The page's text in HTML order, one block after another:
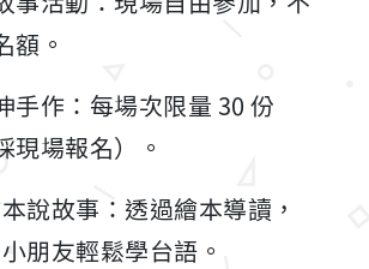
額。
手作：每場次限量 30 份
現場報名）。
說故事：透過繪本導讀，
朋友輕鬆學台語。